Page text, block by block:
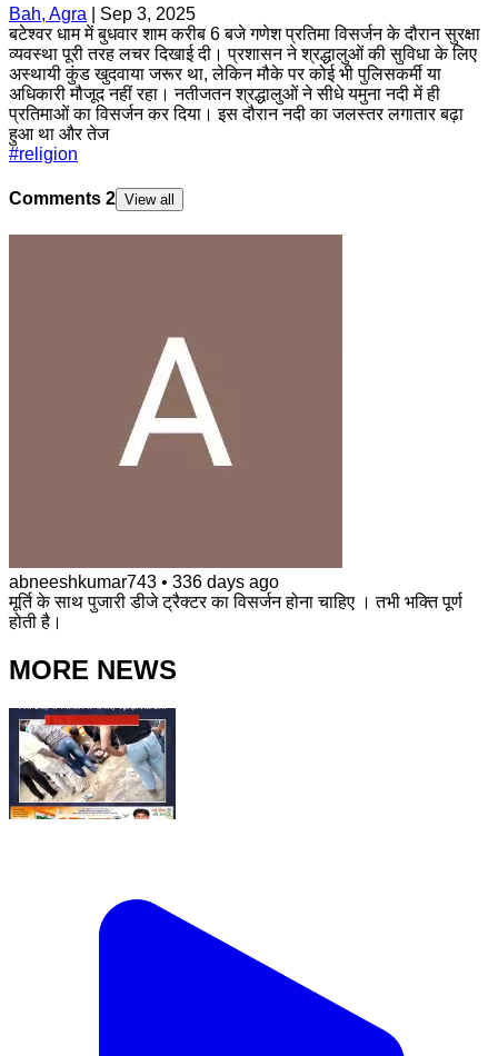
Bah, Agra
Sep 3, 2025
बटेश्वर धाम में बुधवार शाम करीब 6 बजे गणेश प्रतिमा विसर्जन के दौरान सुरक्षा
व्यवस्था पूरी तरह लचर दिखाई दी। प्रशासन ने श्रद्धालुओं की सुविधा के लिए
अस्थायी कुंड खुदवाया जरूर था, लेकिन मौके पर कोई भी पुलिसकर्मी या
अधिकारी मौजूद नहीं रहा। नतीजतन श्रद्धालुओं ने सीधे यमुना नदी में ही
प्रतिमाओं का विसर्जन कर दिया। इस दौरान नदी का जलस्तर लगातार बढ़ा
हुआ था और तेज
#religion
Comments 2 View all
abneeshkumar743 • 336 days ago
मूर्ति के साथ पुजारी डीजे ट्रैक्टर का विसर्जन होना चाहिए । तभी भक्ति पूर्ण
होती है।
MORE NEWS